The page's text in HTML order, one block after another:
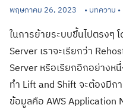
พฤษภาคม 26, 2023 •บทความ •
ในการย้ายระบบขึ้นไปตรงๆ
Server เราจะเรียกว่า
Server หรือเรียกอีกอย่างห
ทำ Lift and Shift จะต้องมีก
ข้อมูลคือ AWS Application